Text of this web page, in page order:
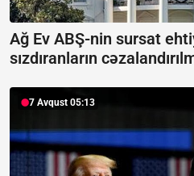
Ağ Ev ABŞ-nin sursat
sızdıranların
7 Avqust 05:13